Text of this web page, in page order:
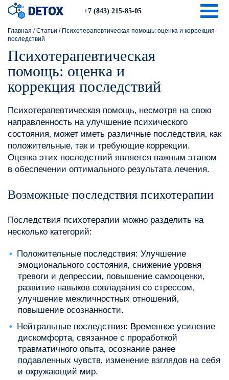
+7 (843) 215-85-05
Главная /Статьи / Психотерапевтическая помощь: оценка и коррекция
последствий
Психотерапевтическая
помощь: оценка и
коррекция последствий
Психотерапевтическая помощь‚ несмотря на свою
направленность на улучшение психического
состояния‚ может иметь различные последствия‚ как
положительные‚ так и требующие коррекции.
Оценка этих последствий является важным этапом
в обеспечении оптимального результата лечения.
Возможные последствия психотерапии
Последствия психотерапии можно разделить на
несколько категорий:
Положительные последствия: Улучшение
эмоционального состояния‚ снижение уровня
тревоги и депрессии‚ повышение самооценки‚
развитие навыков совладания со стрессом‚
улучшение межличностных отношений‚
повышение осознанности.
Нейтральные последствия: Временное усиление
дискомфорта‚ связанное с проработкой
травматичного опыта‚ осознание ранее
подавленных чувств‚ изменение взглядов на себя
и окружающий мир.